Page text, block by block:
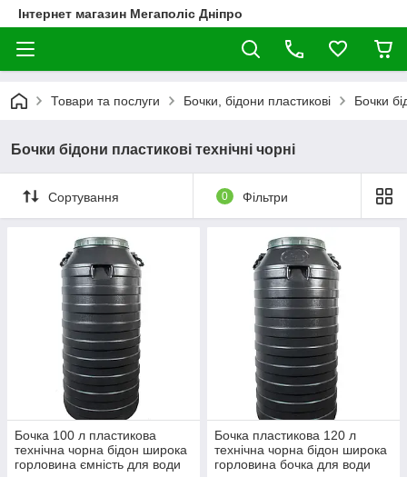
Інтернет магазин Мегаполіс Дніпро
Товари та послуги Бочки, бідони пластикові Бочки
Бочки бідони пластикові технічні чорні
Сортування 0 Фільтри
Бочка 100 л пластикова
технічна чорна бідон широка
горловина ємність для води
Бочка пластикова 120 л
технічна чорна бідон широка
горловина бочка для води